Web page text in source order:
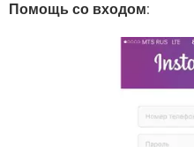
Помощь со входом: